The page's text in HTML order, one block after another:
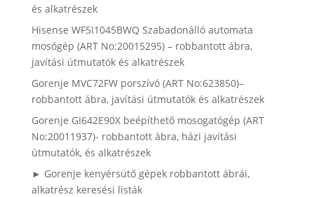
és alkatrészek
Hisense WF5I1045BWQ Szabadonálló automata
mosógép (ART No:20015295) – robbantott ábra,
javítási útmutatók és alkatrészek
Gorenje MVC72FW porszívó (ART No:623850)–
robbantott ábra, javítási útmutatók és alkatrészek
Gorenje GI642E90X beépíthető mosogatógép (ART
No:20011937)- robbantott ábra, házi javítási
útmutatók, és alkatrészek
► Gorenje kenyérsütő gépek robbantott ábrái,
alkatrész keresési listák